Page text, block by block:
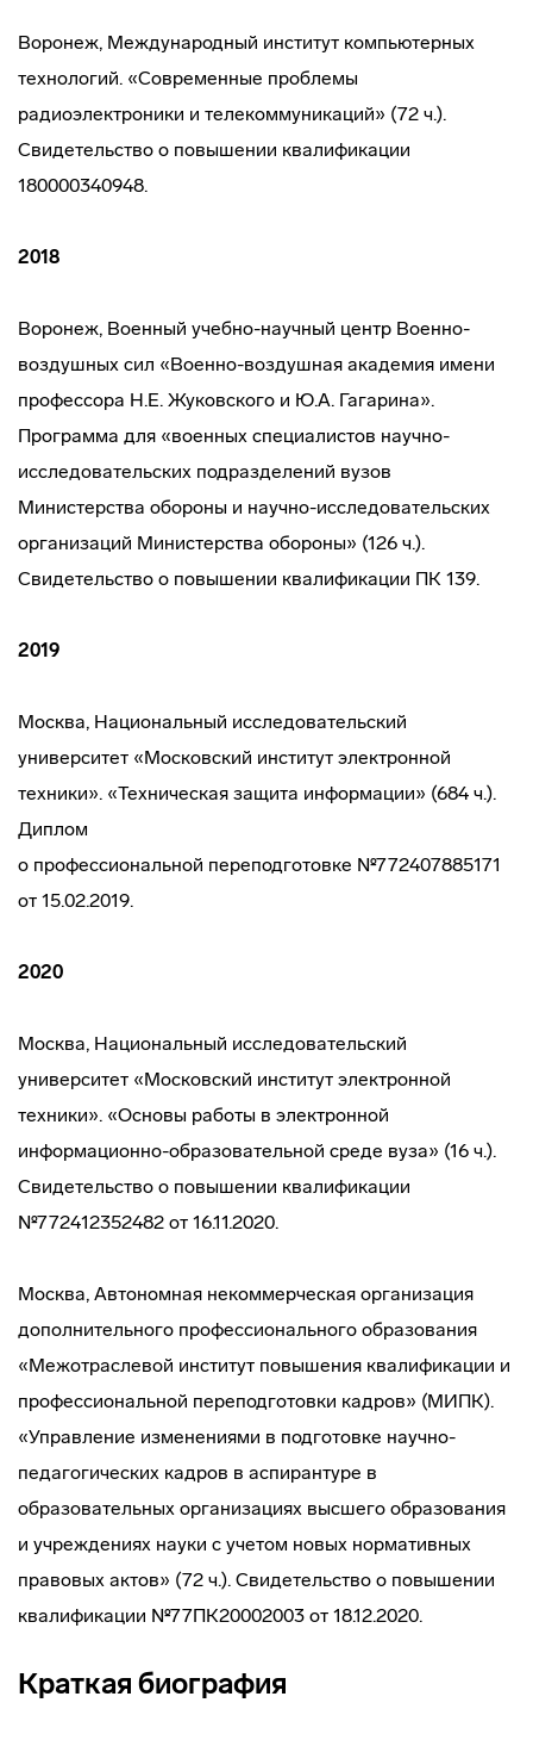
Воронеж, Международный институт компьютерных
технологий. «Современные проблемы
радиоэлектроники и телекоммуникаций» (72 ч.).
Свидетельство о повышении квалификации
180000340948.
2018
Воронеж, Военный учебно-научный центр Военно-
воздушных сил «Военно-воздушная академия имени
профессора Н.Е. Жуковского и Ю.А. Гагарина».
Программа для «военных специалистов научно-
исследовательских подразделений вузов
Министерства обороны и научно-исследовательских
организаций Министерства обороны» (126 ч.).
Свидетельство о повышении квалификации ПК 139.
2019
Москва, Национальный исследовательский
университет «Московский институт электронной
техники». «Техническая защита информации» (684 ч.).
Диплом
о профессиональной переподготовке №772407885171
от 15.02.2019.
2020
Москва, Национальный исследовательский
университет «Московский институт электронной
техники». «Основы работы в электронной
информационно-образовательной среде вуза» (16 ч.).
Свидетельство о повышении квалификации
№772412352482 от 16.11.2020.
Москва, Автономная некоммерческая организация
дополнительного профессионального образования
«Межотраслевой институт повышения квалификации и
профессиональной переподготовки кадров» (МИПК).
«Управление изменениями в подготовке научно-
педагогических кадров в аспирантуре в
образовательных организациях высшего образования
и учреждениях науки с учетом новых нормативных
правовых актов» (72 ч.). Свидетельство о повышении
квалификации №77ПК20002003 от 18.12.2020.
Краткая биография